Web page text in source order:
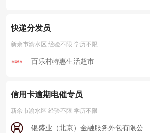
快递分发员
新余市渝水区 经验不限 学历不限
百乐村特惠生活超市
信用卡逾期电催专员
新余市渝水区 经验不限 学历不限
银盛业（北京）金融服务外包有限公司新余渝水分公司